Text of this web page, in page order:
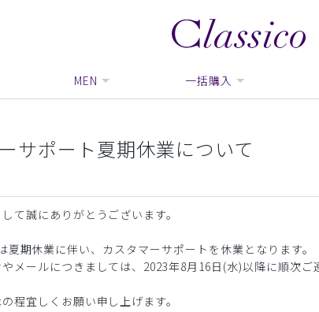
MEN 一括購入
サポート夏期休業について
て誠にありがとうございます。
期休業に伴い、カスタマーサポートを休業となります。
メールにつきましては、2023年8月16日(水)以降に順次ご
程宜しくお願い申し上げます。